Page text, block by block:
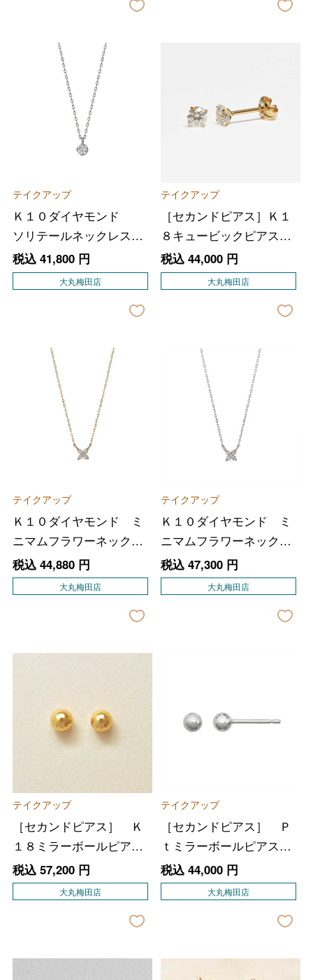
テイクアップ
Ｋ１０ダイヤモンド
ソリテールネックレス
（ＷＧ）
税込 41,800円
大丸梅田店
テイクアップ
［セカンドピアス］Ｋ１
８キュービックピアス
（大）
税込 44,000円
大丸梅田店
テイクアップ
Ｋ１０ダイヤモンド ミ
ニマムフラワーネックレ
ス（ＹＧ）
税込 44,880円
大丸梅田店
テイクアップ
Ｋ１０ダイヤモンド ミ
ニマムフラワーネックレ
ス（ＷＧ）
税込 47,300円
大丸梅田店
テイクアップ
［セカンドピアス］ Ｋ
１８ミラーボールピアス
（Φ４ｍｍ）
税込 57,200円
大丸梅田店
テイクアップ
［セカンドピアス］ Ｐ
ｔミラーボールピアスピ
アス（Φ４ｍｍ）
税込 44,000円
大丸梅田店